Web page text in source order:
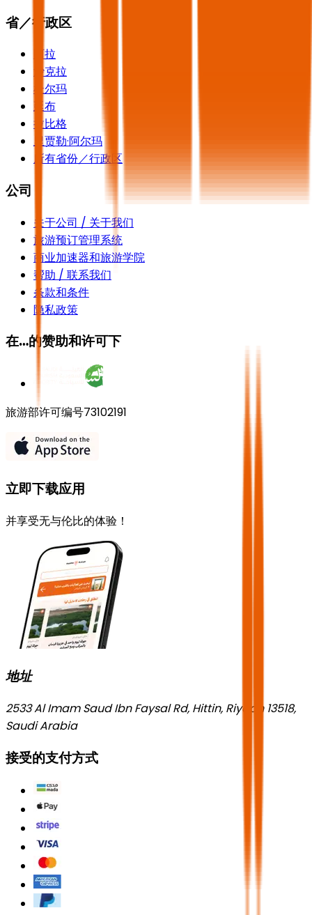
省／行政区
阿拉
沙克拉
杜尔玛
延布
拉比格
里贾勒·阿尔玛
所有省份／行政区
公司
关于公司 / 关于我们
旅游预订管理系统
商业加速器和旅游学院
帮助 / 联系我们
条款和条件
隐私政策
在…的赞助和许可下
旅游部许可编号73102191
立即下载应用
并享受无与伦比的体验！
地址
2533 Al Imam Saud Ibn Faysal Rd, Hittin, Riyadh 13518,
Saudi Arabia
接受的支付方式